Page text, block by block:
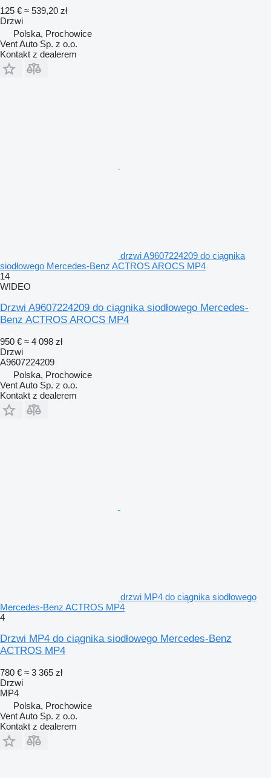
125 € ≈ 539,20 zł
Drzwi
Polska, Prochowice
Vent Auto Sp. z o.o.
Kontakt z dealerem
drzwi A9607224209 do ciągnika
siodłowego Mercedes-Benz ACTROS AROCS MP4
14
WIDEO
Drzwi A9607224209 do ciągnika siodłowego Mercedes-
Benz ACTROS AROCS MP4
950 € ≈ 4 098 zł
Drzwi
A9607224209
Polska, Prochowice
Vent Auto Sp. z o.o.
Kontakt z dealerem
drzwi MP4 do ciągnika siodłowego
Mercedes-Benz ACTROS MP4
4
Drzwi MP4 do ciągnika siodłowego Mercedes-Benz
ACTROS MP4
780 € ≈ 3 365 zł
Drzwi
MP4
Polska, Prochowice
Vent Auto Sp. z o.o.
Kontakt z dealerem